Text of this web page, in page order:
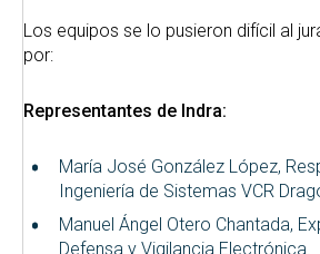
Los equipos se lo pusieron difícil al
por:
Representantes de Indra:
María José González López,
Ingeniería de Sistemas VCR
Manuel Ángel Otero Chantada,
Defensa y Vigilancia Electrónica.